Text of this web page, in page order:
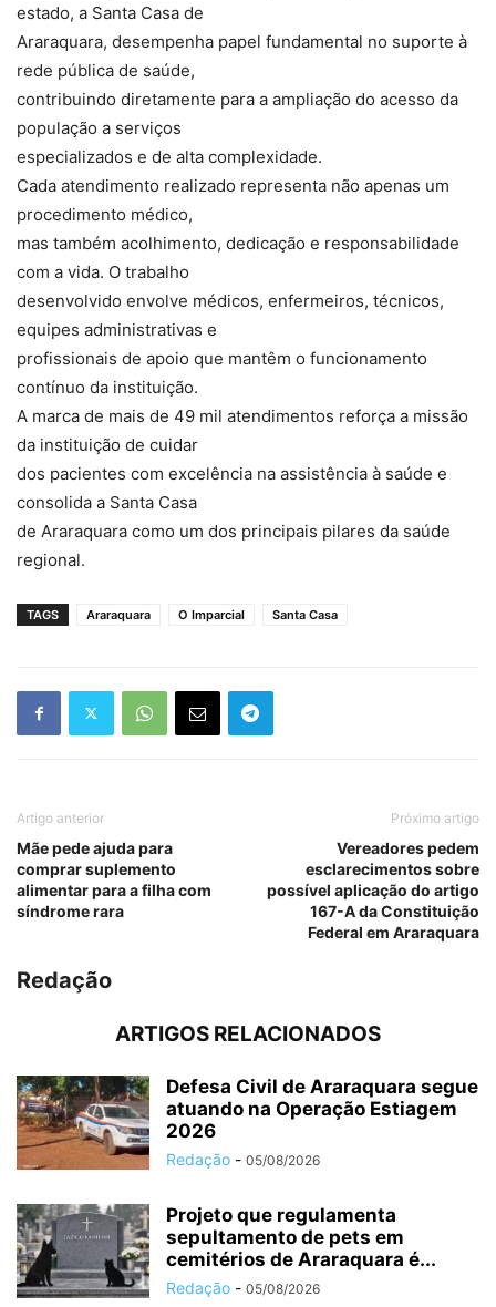
estado, a Santa Casa de
Araraquara, desempenha papel fundamental no suporte à
rede pública de saúde,
contribuindo diretamente para a ampliação do acesso da
população a serviços
especializados e de alta complexidade.
Cada atendimento realizado representa não apenas um
procedimento médico,
mas também acolhimento, dedicação e responsabilidade
com a vida. O trabalho
desenvolvido envolve médicos, enfermeiros, técnicos,
equipes administrativas e
profissionais de apoio que mantêm o funcionamento
contínuo da instituição.
A marca de mais de 49 mil atendimentos reforça a missão
da instituição de cuidar
dos pacientes com excelência na assistência à saúde e
consolida a Santa Casa
de Araraquara como um dos principais pilares da saúde
regional.
TAGS Araraquara O Imparcial Santa Casa
Artigo anterior
Mãe pede ajuda para
comprar suplemento
alimentar para a filha com
síndrome rara
Próximo artigo
Vereadores pedem
esclarecimentos sobre
possível aplicação do artigo
167-A da Constituição
Federal em Araraquara
Redação
ARTIGOS RELACIONADOS
Defesa Civil de Araraquara segue
atuando na Operação Estiagem
2026
Redação - 05/08/2026
Projeto que regulamenta
sepultamento de pets em
cemitérios de Araraquara é...
Redação - 05/08/2026